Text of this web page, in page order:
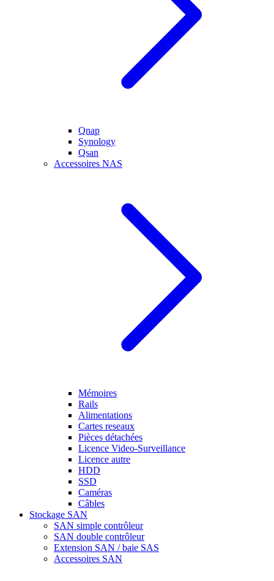
Qnap
Synology
Qsan
Accessoires NAS
Mémoires
Rails
Alimentations
Cartes reseaux
Pièces détachées
Licence Video-Surveillance
Licence autre
HDD
SSD
Caméras
Câbles
Stockage SAN
SAN simple contrôleur
SAN double contrôleur
Extension SAN / baie SAS
Accessoires SAN